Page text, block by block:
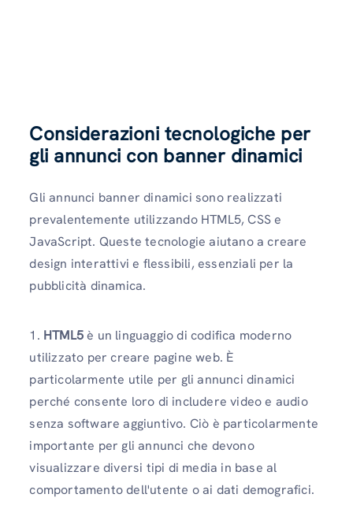
Considerazioni tecnologiche per
gli annunci con banner dinamici
Gli annunci banner dinamici sono realizzati
prevalentemente utilizzando HTML5, CSS e
JavaScript. Queste tecnologie aiutano a creare
design interattivi e flessibili, essenziali per la
pubblicità dinamica.
1. HTML5è un linguaggio di codifica moderno
utilizzato per creare pagine web. È
particolarmente utile per gli annunci dinamici
perché consente loro di includere video e audio
senza software aggiuntivo. Ciò è particolarmente
importante per gli annunci che devono
visualizzare diversi tipi di media in base al
comportamento dell'utente o ai dati demografici.